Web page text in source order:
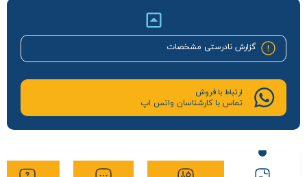
گزارش نادرستی مشخصات
ارتباط با فروش
تماس با کارشناسان واتس اپ